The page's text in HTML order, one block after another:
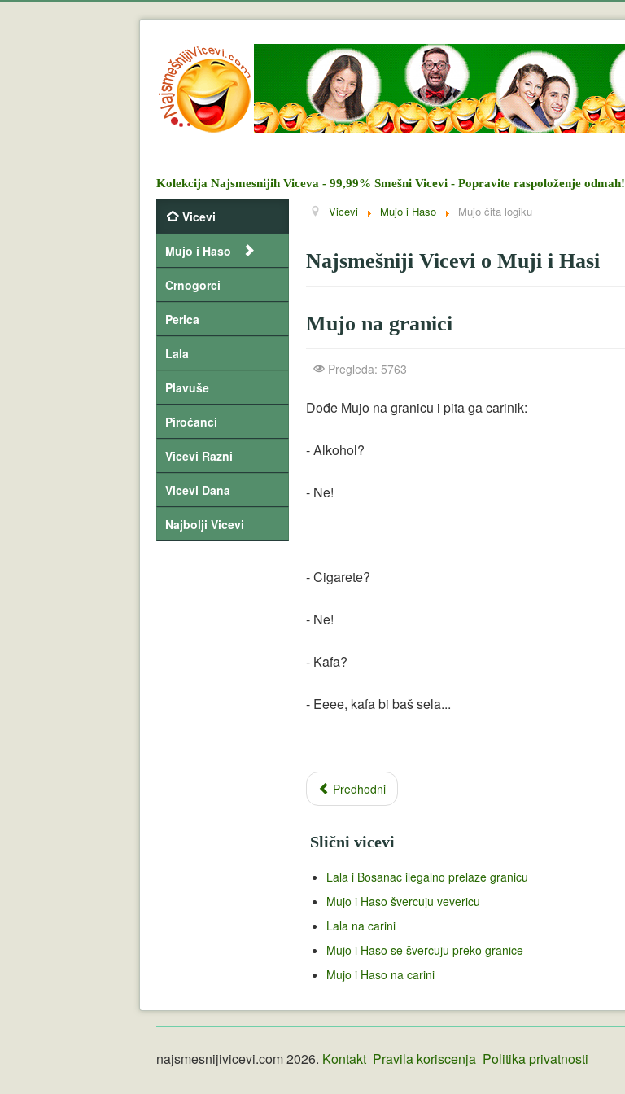
Kolekcija Najsmesnijih Viceva - 99,99% Smešni Vicevi - Popravite raspoloženje odmah!
Vicevi
Mujo i Haso
Crnogorci
Perica
Lala
Plavuše
Piroćanci
Vicevi Razni
Vicevi Dana
Najbolji Vicevi
Vicevi Mujo i Haso Mujo čita logiku
Najsmešniji Vicevi o Muji i Hasi
Mujo na granici
Pregleda: 5763
Dođe Mujo na granicu i pita ga carinik:
- Alkohol?
- Ne!
- Cigarete?
- Ne!
- Kafa?
- Eeee, kafa bi baš sela...
Predhodni
Slični vicevi
Lala i Bosanac ilegalno prelaze granicu
Mujo i Haso švercuju vevericu
Lala na carini
Mujo i Haso se švercuju preko granice
Mujo i Haso na carini
najsmesnijivicevi.com 2026. Kontakt Pravila koriscenja Politika privatnosti